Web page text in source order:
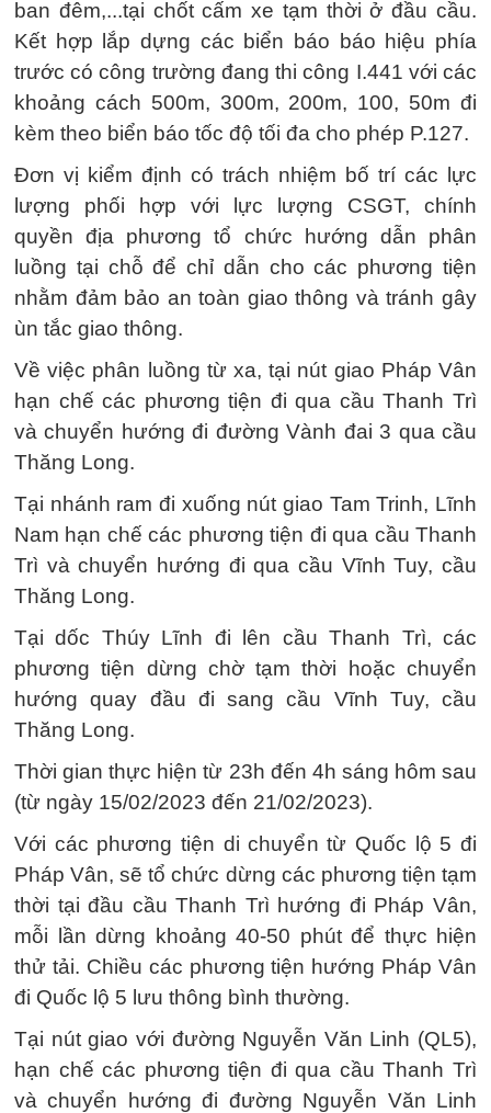
ban đêm,...tại chốt cấm xe tạm thời ở đầu cầu.
Kết hợp lắp dựng các biển báo báo hiệu phía
trước có công trường đang thi công I.441 với các
khoảng cách 500m, 300m, 200m, 100, 50m đi
kèm theo biển báo tốc độ tối đa cho phép P.127.
Đơn vị kiểm định có trách nhiệm bố trí các lực
lượng phối hợp với lực lượng CSGT, chính
quyền địa phương tổ chức hướng dẫn phân
luồng tại chỗ để chỉ dẫn cho các phương tiện
nhằm đảm bảo an toàn giao thông và tránh gây
ùn tắc giao thông.
Về việc phân luồng từ xa, tại nút giao Pháp Vân
hạn chế các phương tiện đi qua cầu Thanh Trì
và chuyển hướng đi đường Vành đai 3 qua cầu
Thăng Long.
Tại nhánh ram đi xuống nút giao Tam Trinh, Lĩnh
Nam hạn chế các phương tiện đi qua cầu Thanh
Trì và chuyển hướng đi qua cầu Vĩnh Tuy, cầu
Thăng Long.
Tại dốc Thúy Lĩnh đi lên cầu Thanh Trì, các
phương tiện dừng chờ tạm thời hoặc chuyển
hướng quay đầu đi sang cầu Vĩnh Tuy, cầu
Thăng Long.
Thời gian thực hiện từ 23h đến 4h sáng hôm sau
(từ ngày 15/02/2023 đến 21/02/2023).
Với các phương tiện di chuyển từ Quốc lộ 5 đi
Pháp Vân, sẽ tổ chức dừng các phương tiện tạm
thời tại đầu cầu Thanh Trì hướng đi Pháp Vân,
mỗi lần dừng khoảng 40-50 phút để thực hiện
thử tải. Chiều các phương tiện hướng Pháp Vân
đi Quốc lộ 5 lưu thông bình thường.
Tại nút giao với đường Nguyễn Văn Linh (QL5),
hạn chế các phương tiện đi qua cầu Thanh Trì
và chuyển hướng đi đường Nguyễn Văn Linh